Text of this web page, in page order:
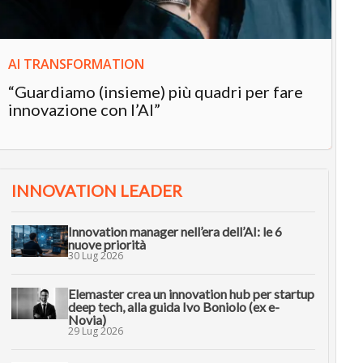
AI TRANSFORMATION
“Guardiamo (insieme) più quadri per fare
innovazione con l’AI”
INNOVATION LEADER
Innovation manager nell’era dell’AI: le 6
nuove priorità
30 Lug 2026
Elemaster crea un innovation hub per startup
deep tech, alla guida Ivo Boniolo (ex e-
Novia)
29 Lug 2026